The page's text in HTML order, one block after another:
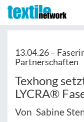
13.04.26 –
Partnerschaften
Texhong
LYCRA®
Von Sabine